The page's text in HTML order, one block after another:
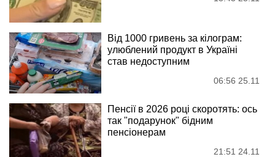
Від 1000 гривень за кілограм:
улюблений продукт в Україні
став недоступним
06:56 25.11
Пенсії в 2026 році скоротять: ось
так "подарунок" бідним
пенсіонерам
21:51 24.11